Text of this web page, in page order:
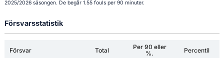
2025/2026 säsongen. De begår 1.55 fouls per 90 minuter.
Försvarsstatistik
Försvar Total
Per 90 eller
%.
Percentil